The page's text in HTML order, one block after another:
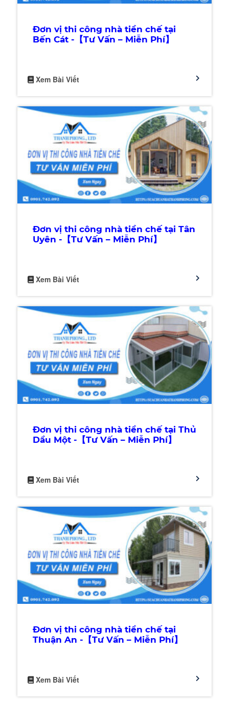
Đơn vị thi công nhà tiền chế tại
Bến Cát -【Tư Vấn – Miễn Phí】
Xem Bài Viết
Đơn vị thi công nhà tiền chế tại Tân
Uyên -【Tư Vấn – Miễn Phí】
Xem Bài Viết
Đơn vị thi công nhà tiền chế tại Thủ
Dầu Một -【Tư Vấn – Miễn Phí】
Xem Bài Viết
Đơn vị thi công nhà tiền chế tại
Thuận An -【Tư Vấn – Miễn Phí】
Xem Bài Viết